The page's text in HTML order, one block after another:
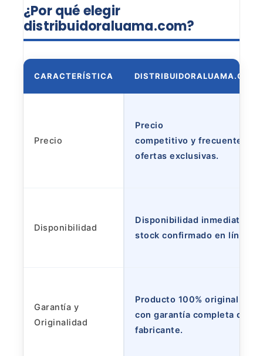
¿Por qué elegir
distribuidoraluama.com?
CARACTERÍSTICA DISTRIBUIDORALUAMA.COM
Precio
Precio
competitivo y frecuentes
ofertas exclusivas.
Disponibilidad
Disponibilidad inmediata y
stock confirmado en línea.
Garantía y
Originalidad
Producto 100% original HP
con garantía completa del
fabricante.